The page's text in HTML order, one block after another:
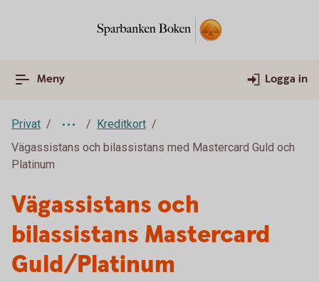
Meny Logga in
Privat
Kreditkort
Vägassistans och bilassistans med Mastercard Guld och
Platinum
Vägassistans och
bilassistans Mastercard
Guld/Platinum